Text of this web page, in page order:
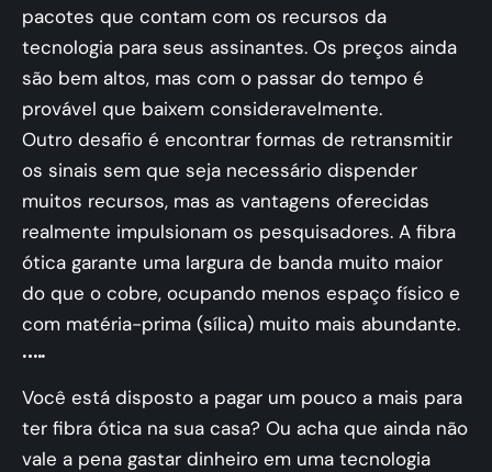
pacotes que contam com os recursos da
tecnologia para seus assinantes. Os preços ainda
são bem altos, mas com o passar do tempo é
provável que baixem consideravelmente.
Outro desafio é encontrar formas de retransmitir
os sinais sem que seja necessário dispender
muitos recursos, mas as vantagens oferecidas
realmente impulsionam os pesquisadores. A fibra
ótica garante uma largura de banda muito maior
do que o cobre, ocupando menos espaço físico e
com matéria-prima (sílica) muito mais abundante.
…..
Você está disposto a pagar um pouco a mais para
ter fibra ótica na sua casa? Ou acha que ainda não
vale a pena gastar dinheiro em uma tecnologia